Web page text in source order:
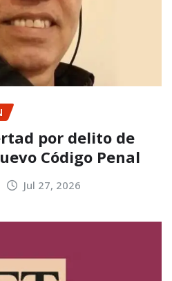
por delito de
Código Penal
Jul 27, 2026